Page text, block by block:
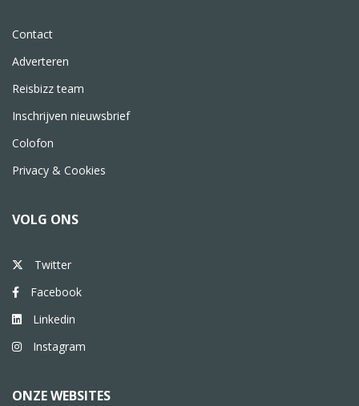
Contact
Adverteren
Reisbizz team
Inschrijven nieuwsbrief
Colofon
Privacy & Cookies
VOLG ONS
Twitter
Facebook
Linkedin
Instagram
ONZE WEBSITES